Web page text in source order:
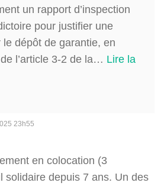
un rapport d’inspection
pour justifier une
le dépôt de garantie, en
l’article 3-2 de la… Lire la
23h55
en colocation (3
solidaire depuis 7 ans. Un des